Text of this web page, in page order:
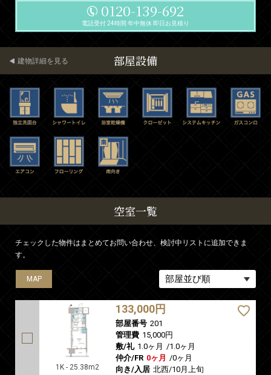
0120-139-692
電話受付 24時間 年中無休 即日お見積り
部屋設備
建物詳細を見る
空室一覧
チェックした物件はまとめてお問い合わせ、検討中リストに追加できま
す。
MAP
1K - 25.38m2
133,000円
部屋番号 201
管理費 15,000円
敷/礼 1.0ヶ月 /1.0ヶ月
仲介/FR 0ヶ月 /0ヶ月
向き/入居 北西/10月上旬
MAP
MAP
MAP
MAP